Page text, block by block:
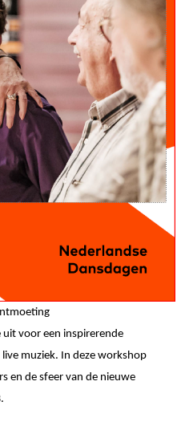
voor een inspirerende
muziek. In deze workshop
en de sfeer van de nieuwe